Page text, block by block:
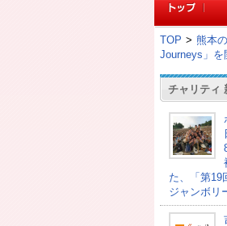
TOP > 熊本
Journeys」を
チャリティ
た、「第19
ジャンボリ